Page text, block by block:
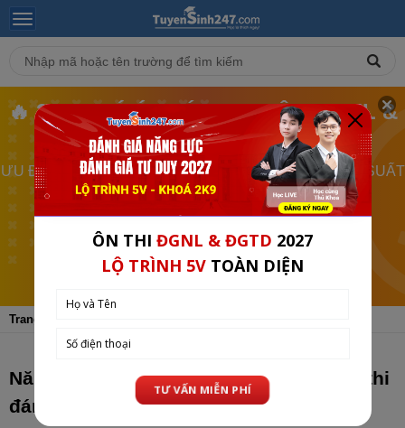
🔥 2K9 CHÚ Ý - LỚP LIVE ÔN ĐGNL &
ĐGTD SẮP ĐÓNG
ƯU ĐÃI ĐẶC BIỆT - GIẢM 50% HỌC PHÍ CHỈ CHO 300 SUẤT
CHỈ CÒN 1 NGÀY
Trang chủ
Năm 2025, Bộ Công an đổi cấu trúc đề thi
đánh giá năng lực